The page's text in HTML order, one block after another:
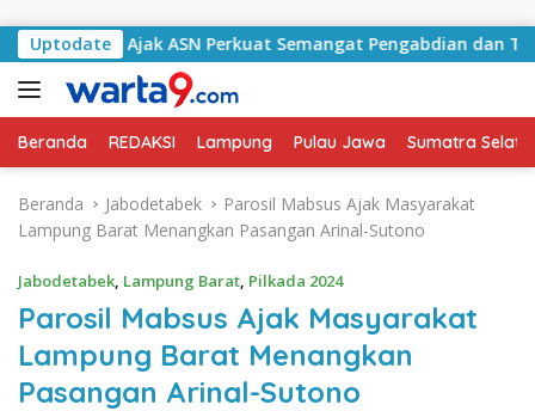
Uptodate
Ajak ASN Perkuat Semangat Pengabdian dan Tingkatkan
Beranda REDAKSI Lampung Pulau Jawa Sumatra
Beranda Jabodetabek
Parosil Mabsus Ajak Masyarakat
Lampung Barat Menangkan Pasangan Arinal-Sutono
Jabodetabek, Lampung Barat, Pilkada 2024
Parosil Mabsus Ajak Masyarakat
Lampung Barat Menangkan
Pasangan Arinal-Sutono